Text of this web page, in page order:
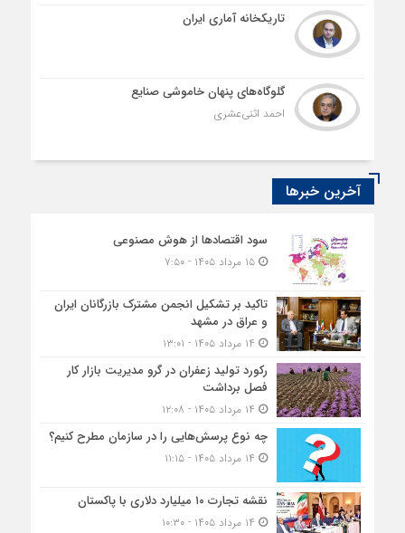
تاریکخانه آماری ایران
گلوگاه‌های پنهان خاموشی صنایع
احمد اثنی‌عشری
آخرین خبرها
سود اقتصاد‌ها از هوش مصنوعی
۱۵ مرداد ۱۴۰۵ - ۷:۵۰
تاکید بر تشکیل انجمن مشترک بازرگانان ایران
و عراق در مشهد
رکورد تولید زعفران در گرو مدیریت بازار کار
فصل برداشت
چه نوع پرسش‌هایی را در سازمان مطرح کنیم؟
نقشه تجارت ۱۰‌ میلیارد دلاری با پاکستان